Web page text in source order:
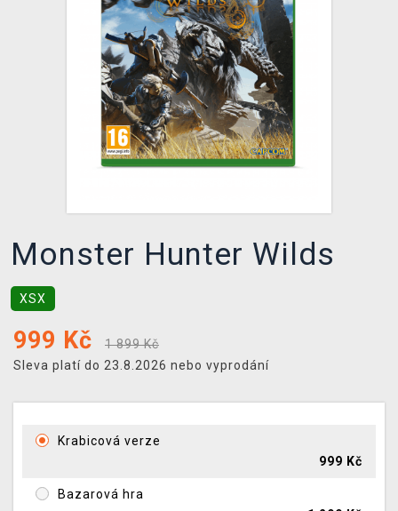
XZONE KLUB
TCG & BOARDGAME HUB
VÝKUP HER (BAZAR)
Monster Hunter Wilds
XSX
999 Kč
1 899 Kč
Sleva platí do 23.8.2026 nebo vyprodání
Krabicová verze
999 Kč
Bazarová hra